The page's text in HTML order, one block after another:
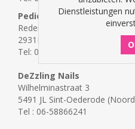
PedicureSalon Angelique
Rederij van Holstraat 13
2931PL Krimpen a/d Lek
Tel: 06-57314841
DeZzling Nails
Wilhelminastraat 3
5491 JL Sint-Oederode
Tel : 06-58866241
Dienstleistungen